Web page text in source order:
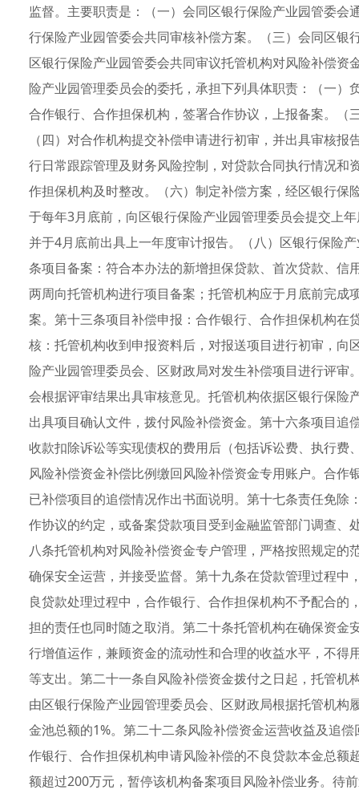
监督。主要职责是：（一）会同区银行保险产业园管委
行保险产业园管委会共同审核补偿方案。（三）会同区
区银行保险产业园管委会共同审议托管机构对风险补偿
险产业园管理委员会的委托，承担下列具体职责：（一
合作银行、合作担保机构，签署合作协议，上报备案。
（四）对合作机构提交补偿申请进行初审，并出具审核
行日常跟踪管理及财务风险控制，对贷款合同执行情况
作担保机构及时整改。（六）制定补偿方案，经区银行
于每年3月底前，向区银行保险产业园管理委员会提交上
并于4月底前出具上一年度审计报告。（八）区银行保险
条项目备案：符合本办法的新增担保贷款、首次贷款、
两周向托管机构进行项目备案；托管机构应于月底前完
案。第十三条项目补偿申报：合作银行、合作担保机构
核：托管机构收到申报资料后，对报送项目进行初审，
险产业园管理委员会、区财政局对发生补偿项目进行评
会根据评审结果出具审核意见。托管机构依据区银行保
出具项目确认文件，拨付风险补偿资金。第十六条项目
收款扣除诉讼等实现债权的费用后（包括诉讼费、执行
风险补偿资金补偿比例缴回风险补偿资金专用账户。合
已补偿项目的追偿情况作出书面说明。第十七条责任免
作协议的约定，或备案贷款项目受到金融监管部门调查
八条托管机构对风险补偿资金专户管理，严格按照规定
确保安全运营，并接受监督。第十九条在贷款管理过程
良贷款处理过程中，合作银行、合作担保机构不予配合
担的责任也同时随之取消。第二十条托管机构在确保资
行增值运作，兼顾资金的流动性和合理的收益水平，不
等支出。第二十一条自风险补偿资金拨付之日起，托管
由区银行保险产业园管理委员会、区财政局根据托管机
金池总额的1%。第二十二条风险补偿资金运营收益及追
作银行、合作担保机构申请风险补偿的不良贷款本金总
额超过200万元，暂停该机构备案项目风险补偿业务。待